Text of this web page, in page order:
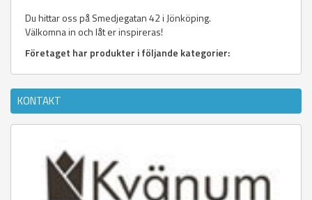
Du hittar oss på Smedjegatan 42 i Jönköping.
Välkomna in och låt er inspireras!
Företaget har produkter i följande kategorier:
KONTAKT